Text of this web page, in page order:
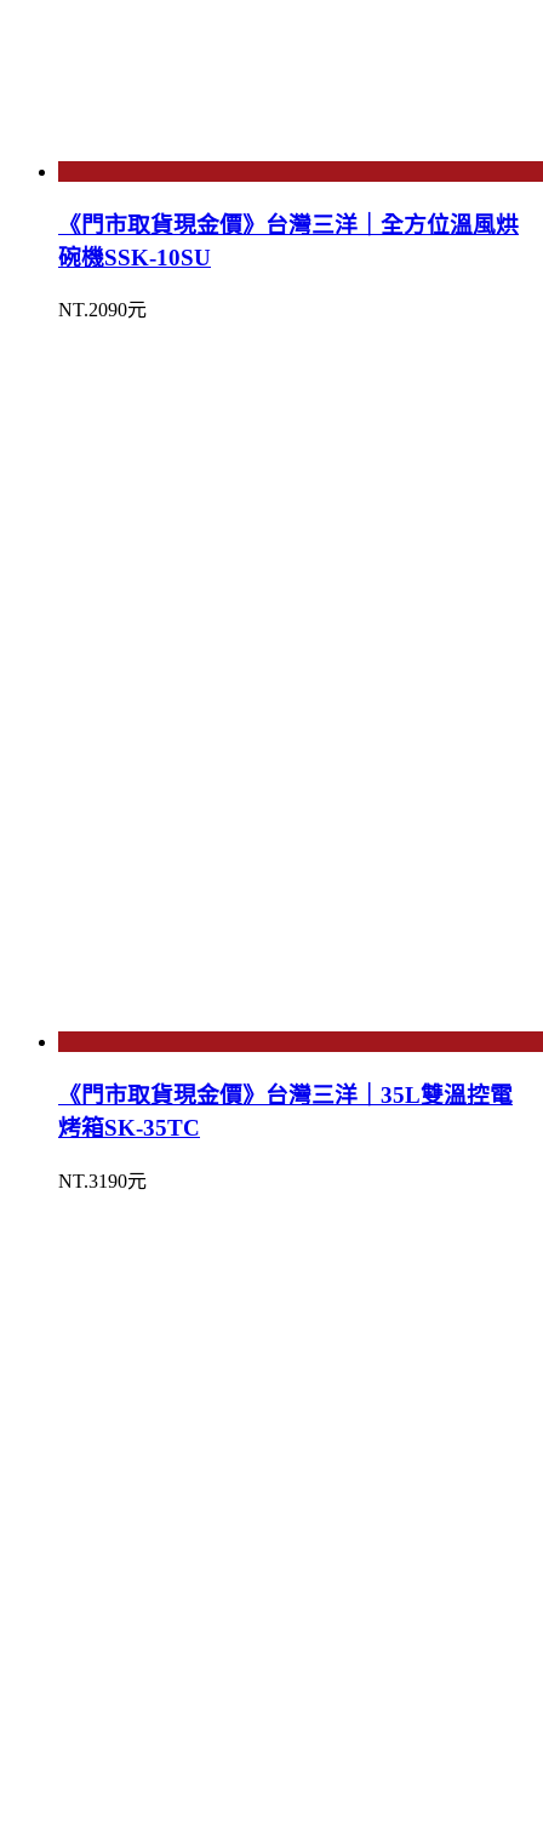
《門市取貨現金價》台灣三洋｜全方位溫風烘
碗機SSK-10SU
NT.2090元
《門市取貨現金價》台灣三洋｜35L雙溫控電
烤箱SK-35TC
NT.3190元